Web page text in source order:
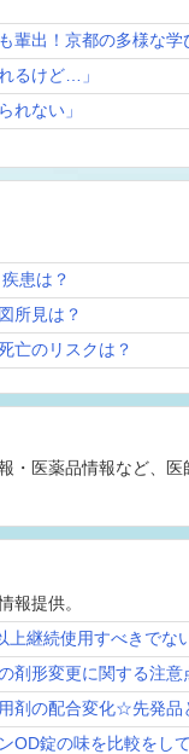
輩出！京都の多様な学
るけど…」
れない」
患は？
所見は？
亡のリスクは？
・医薬品情報など、医
報提供。
継続使用すべきでな
剤形変更に関する注意
剤の配合変化☆先発品
OD錠の味を比較をし